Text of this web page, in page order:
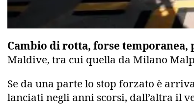
Cambio di rotta, forse temporanea,
Maldive, tra cui quella da Milano
Se da una parte lo stop forzato è
lanciati negli anni scorsi, dall’altra il